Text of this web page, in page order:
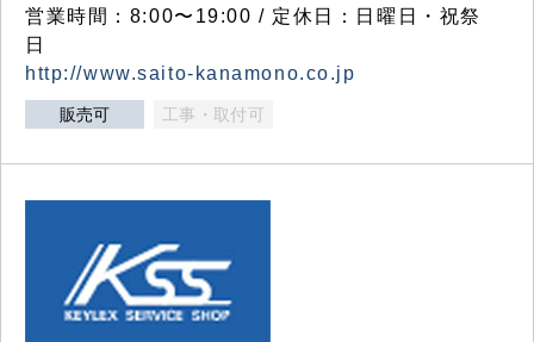
営業時間：8:00〜19:00 / 定休日：日曜日・祝祭
日
http://www.saito-kanamono.co.jp
販売可 工事・取付可